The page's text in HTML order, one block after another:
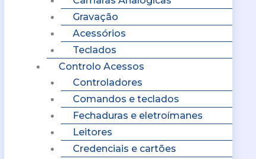
Gravação
Acessórios
Teclados
Controlo Acessos
Controladores
Comandos e teclados
Fechaduras e eletroímanes
Leitores
Credenciais e cartões